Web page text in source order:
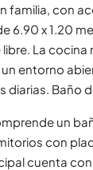
familia, con
6.90 x 1.20
La
entorno
diarias. Baño
un
con
cuenta